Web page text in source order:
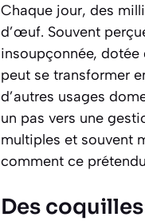
Chaque jour, des
d’œuf. Souvent
insoupçonnée,
peut se transformer
d’autres usages
un pas vers une
multiples et souvent
comment ce
Des